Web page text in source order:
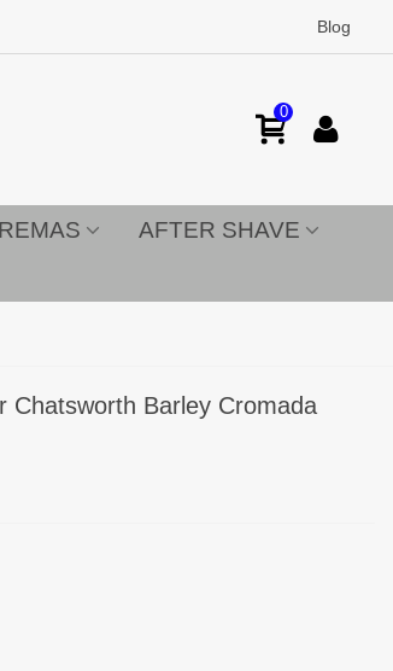
Blog
0
AFTER SHAVE
Chatsworth Barley Cromada